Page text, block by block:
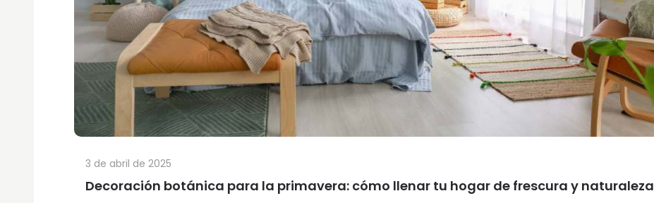
Decoración botánica para la primavera: cómo llenar tu hogar de frescura y naturaleza
3 de abril de 2025